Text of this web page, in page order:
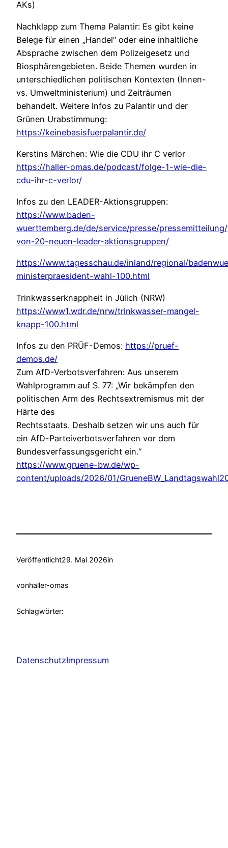
AKs)
Nachklapp zum Thema Palantir: Es gibt keine
Belege für einen „Handel“ oder eine inhaltliche
Absprache zwischen dem Polizeigesetz und
Biosphärengebieten. Beide Themen wurden in
unterschiedlichen politischen Kontexten (Innen-
vs. Umweltministerium) und Zeiträumen
behandelt. Weitere Infos zu Palantir und der
Grünen Urabstimmung:
https://keinebasisfuerpalantir.de/
Kerstins Märchen: Wie die CDU ihr C verlor
https://haller-omas.de/podcast/folge-1-wie-die-
cdu-ihr-c-verlor/
Infos zu den LEADER-Aktionsgruppen:
https://www.baden-
wuerttemberg.de/de/service/presse/
von-20-neuen-leader-aktionsgruppen/
https://www.tagesschau.de/inland/regional/
ministerpraesident-wahl-100.html
Trinkwasserknappheit in Jülich (NRW)
https://www1.wdr.de/nrw/trinkwasser-mangel-
knapp-100.html
Infos zu den PRÜF-Demos: https://pruef-
demos.de/
Zum AfD-Verbotsverfahren: Aus unserem
Wahlprogramm auf S. 77: „Wir bekämpfen den
politischen Arm des Rechtsextremismus mit der
Härte des
Rechtsstaats. Deshalb setzen wir uns auch für
ein AfD-Parteiverbotsverfahren vor dem
Bundesverfassungsgericht ein.“
https://www.gruene-bw.de/wp-
content/uploads/2026/01/
Veröffentlicht29. Mai 2026in
vonhaller-omas
Schlagwörter:
DatenschutzImpressum